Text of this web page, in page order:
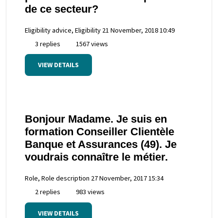
de ce secteur?
Eligibility advice, Eligibility 21 November, 2018 10:49
3 replies
1567 views
VIEW DETAILS
Bonjour Madame. Je suis en
formation Conseiller Clientèle
Banque et Assurances (49). Je
voudrais connaître le métier.
Role, Role description 27 November, 2017 15:34
2 replies
983 views
VIEW DETAILS